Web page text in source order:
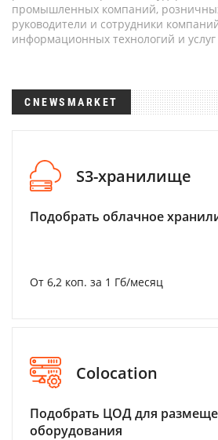
промышленных компаний,
руководители и сотрудники
информационных технологий и услуг
CNEWSMARKET
S3-хранилище
Подобрать облачное
От 6,2 коп. за 1 Гб/месяц
Colocation
Подобрать ЦОД для
оборудования